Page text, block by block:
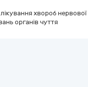
лікування хвороб нервової
органів чуття